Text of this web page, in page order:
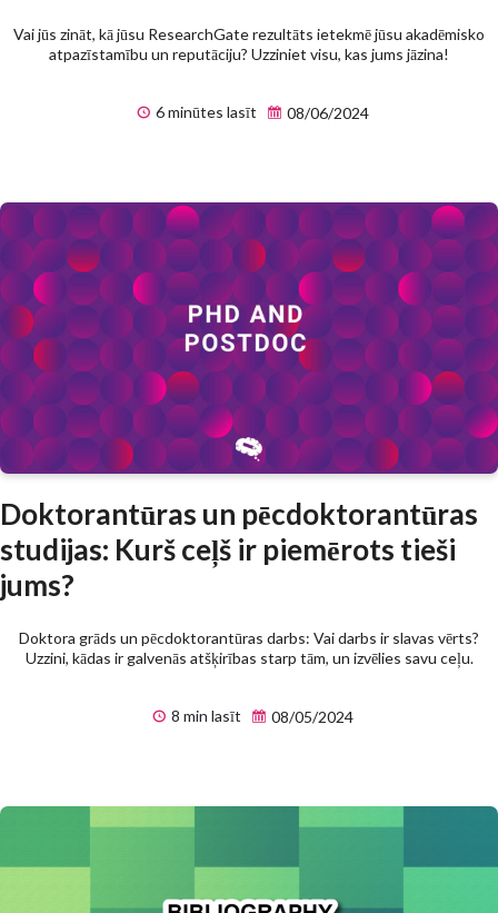
Vai jūs zināt, kā jūsu ResearchGate rezultāts ietekmē jūsu akadēmisko
atpazīstamību un reputāciju? Uzziniet visu, kas jums jāzina!
6 minūtes lasīt 08/06/2024
Doktorantūras un pēcdoktorantūras
studijas: Kurš ceļš ir piemērots tieši
jums?
Doktora grāds un pēcdoktorantūras darbs: Vai darbs ir slavas vērts?
Uzzini, kādas ir galvenās atšķirības starp tām, un izvēlies savu ceļu.
8 min lasīt 08/05/2024